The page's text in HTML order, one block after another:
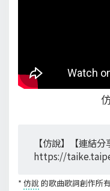
【仿說】【連結分
https://
* 仿說 的歌曲歌詞創作所